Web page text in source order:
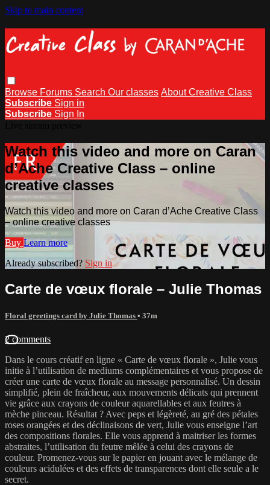
Skip to main content
Browse Forums Search Our classes About Creative Class
Subscribe Sign in
Subscribe Sign In
Watch this video and more on Caran
d’Ache Creative Class – online
creative classes
Watch this video and more on Caran d’Ache Creative Class
– online creative classes
Buy Learn more
Already subscribed? Sign in
Carte de vœux florale – Julie Thomas
Floral greetings card by Julie Thomas • 37m
2 comments
Dans le cours créatif en ligne « Carte de vœux florale », Julie vous
initie à l’utilisation de mediums complémentaires et vous propose de
créer une carte de vœux florale au message personnalisé. Un dessin
simplifié, plein de fraîcheur, aux mouvements délicats qui prennent
vie grâce aux crayons de couleur aquarellables et aux feutres à
mèche pinceau. Résultat ? Avec peps et légèreté, au gré des pétales
roses orangées et des déclinaisons de vert, Julie vous enseigne l’art
des compositions florales. Elle vous apprend à maitriser les formes
abstraites, l’utilisation du feutre mêlée à celui des crayons de
couleur. Promenez-vous sur le papier en jouant avec le mélange de
couleurs acidulées et des effets de transparences dont elle seule a le
secret.